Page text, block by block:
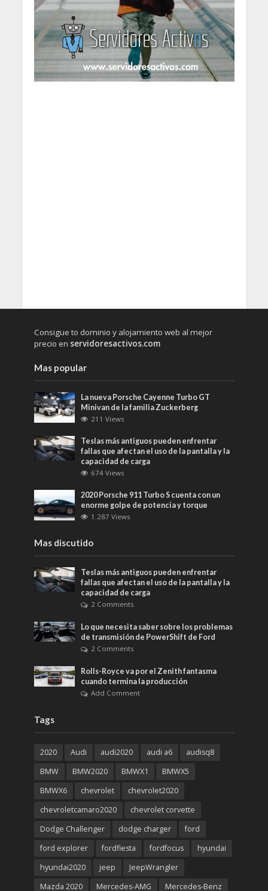
Consigue to dominio y alojamiento web al mejor
precio en servidoresactivos.com
Mas popular
La nueva Porsche Cayenne Turbo GT
Minivan de la familia Zuckerberg
211 Views
Teslas más antiguos pueden enfrentar
fallas que afectan el uso de la pantalla y la
capacidad de carga
674 Views
2020 Porsche 911 Turbo S cuenta con un
enorme golpe de potencia y torque
1.287 Views
Mas discutido
Teslas más antiguos pueden enfrentar
fallas que afectan el uso de la pantalla y la
capacidad de carga
2 Comments
Lo que necesita saber sobre los problemas
de transmisión de PowerShift de Ford
2 Comments
Rolls-Royce va por el Zenith fantasma
cuando termina la producción
Add Comment
Tags
2020 Audi audi2020 audi a6
audisq8
BMW
BMW2020 BMWX1
BMWX5
BMWX6
chevrolet
chevrolet2020
chevroletcamaro2020
chevrolet corvette
Dodge Challenger
dodge charger
ford
ford explorer
fordfiesta fordfocus
hyundai
hyundai2020
jeep
JeepWrangler
Mazda 2020
Mercedes-AMG Mercedes-Benz